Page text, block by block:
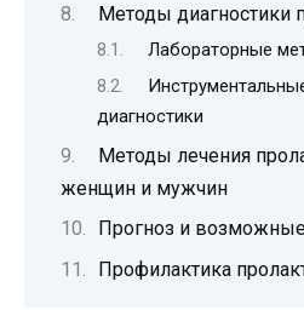
Методы диагностики
Лабораторные
диагностики
Методы лечения
женщин и мужчин
Прогноз и
Профилактика